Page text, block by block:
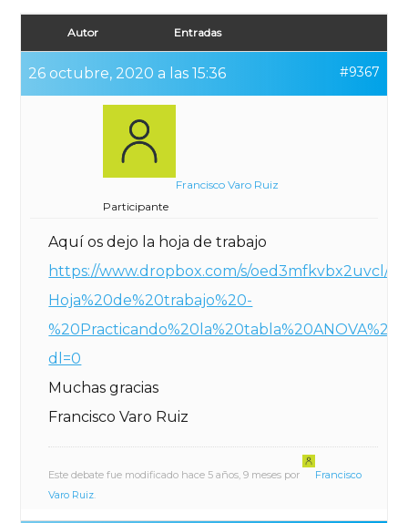
Autor Entradas
26 octubre, 2020 a las 15:36 #9367
Francisco Varo Ruiz
Participante
Aquí os dejo la hoja de trabajo
https://www.dropbox.com/s/oed3mfkvbx2uvcl/
Hoja%20de%20trabajo%20-
dl=0
Muchas gracias
Francisco Varo Ruiz
Este debate fue modificado hace 5 años, 9 meses por
Francisco
Varo Ruiz.